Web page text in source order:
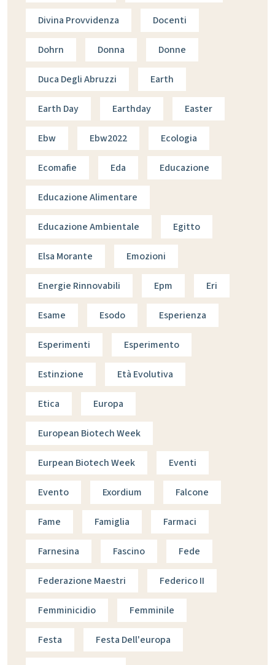
Divina Provvidenza Docenti
Dohrn Donna Donne
Duca Degli Abruzzi Earth
Earth Day Earthday Easter
Ebw Ebw2022 Ecologia
Ecomafie Eda Educazione
Educazione Alimentare
Educazione Ambientale Egitto
Elsa Morante Emozioni
Energie Rinnovabili Epm Eri
Esame Esodo Esperienza
Esperimenti Esperimento
Estinzione Età Evolutiva
Etica Europa
European Biotech Week
Eurpean Biotech Week Eventi
Evento Exordium Falcone
Fame Famiglia Farmaci
Farnesina Fascino Fede
Federazione Maestri Federico II
Femminicidio Femminile
Festa Festa Dell'europa